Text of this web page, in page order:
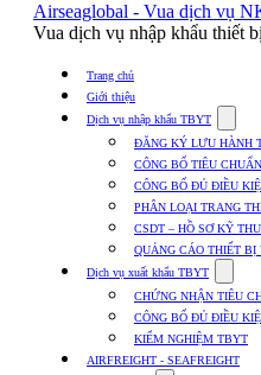
Airseaglobal - Vua dịch vụ
Vua dịch vụ nhập khẩu thiết
Trang chủ
Giới thiệu
Dịch vụ nhập khẩu TBYT
for
Dịch
vụ
nhập
khẩu
ĐĂNG KÝ LƯU HÀNH
CÔNG BỐ TIÊU
CÔNG BỐ ĐỦ ĐIỀU
PHÂN LOẠI TRANG
CSDT – HỒ SƠ KỸ
QUẢNG CÁO THIẾT BỊ
Dịch vụ xuất khẩu TBYT
for
Dịch
vụ
xuất
CHỨNG NHẬN TIÊU
CÔNG BỐ ĐỦ ĐIỀU
KIỂM NGHIỆM TBYT
AIRFREIGHT - SEAFREIGHT